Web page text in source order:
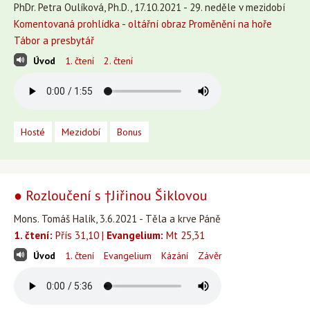
PhDr. Petra Oulíková, Ph.D., 17.10.2021 - 29. neděle v mezidobí
Komentovaná prohlídka - oltářní obraz Proměnění na hoře
Tábor a presbytář
Úvod 1. čtení 2. čtení
Hosté Mezidobí Bonus
● Rozloučení s †Jiřinou Šiklovou
Mons. Tomáš Halík, 3.6.2021 - Těla a krve Páně
1. čtení: Přís 31,10 | Evangelium: Mt 25,31
Úvod 1. čtení Evangelium Kázání Závěr